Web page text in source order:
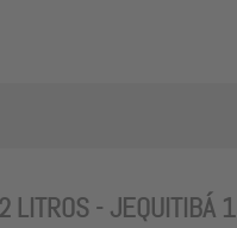
LITROS - JEQUITIBÁ 1